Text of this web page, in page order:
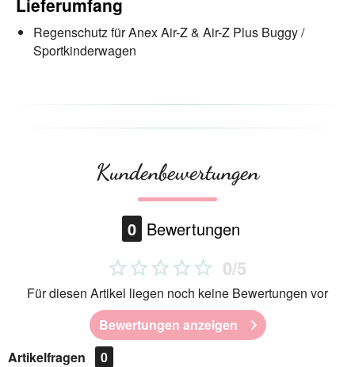
Regenschutz für Anex Air-Z & Air-Z Plus Buggy /
Sportkinderwagen
Kundenbewertungen
0 Bewertungen
0/5
Für diesen Artikel liegen noch keine Bewertungen vor
Bewertungen anzeigen
Artikelfragen
0